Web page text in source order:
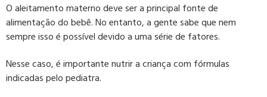
O aleitamento materno deve ser a principal fonte de
alimentação do bebê. No entanto, a gente sabe que nem
sempre isso é possível devido a uma série de fatores.
Nesse caso, é importante nutrir a criança com fórmulas
indicadas pelo pediatra.